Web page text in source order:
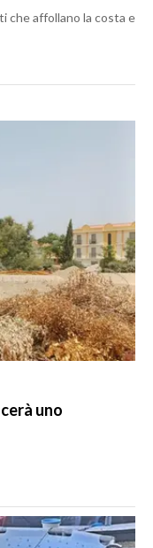
che affollano la costa e
uno